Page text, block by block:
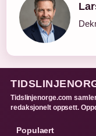
Tidslinjenorge.com
redaksjonelt oppsett.
Populaert